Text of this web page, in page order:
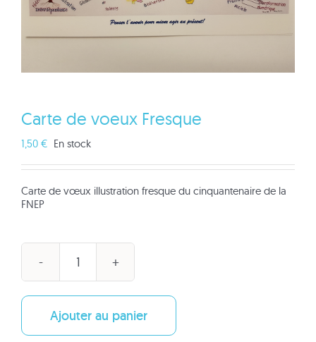
Carte de voeux Fresque
1,50 € En stock
Carte de vœux illustration fresque du cinquantenaire de la
FNEP
quantité
de
Carte
voeux
Fresque
Ajouter au panier